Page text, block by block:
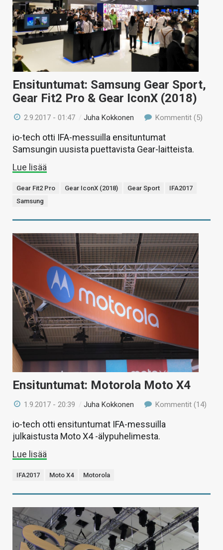
Ensituntumat: Samsung Gear Sport,
Gear Fit2 Pro & Gear IconX (2018)
2.9.2017 - 01:47 /Juha Kokkonen Kommentit (5)
io-tech otti IFA-messuilla ensituntumat
Samsungin uusista puettavista Gear-laitteista.
Lue lisää
Gear Fit2 Pro Gear IconX (2018) Gear Sport
IFA2017
Samsung
Ensituntumat: Motorola Moto X4
1.9.2017 - 20:39 /Juha Kokkonen Kommentit (14)
io-tech otti ensituntumat IFA-messuilla
julkaistusta Moto X4 -älypuhelimesta.
Lue lisää
IFA2017 Moto X4 Motorola